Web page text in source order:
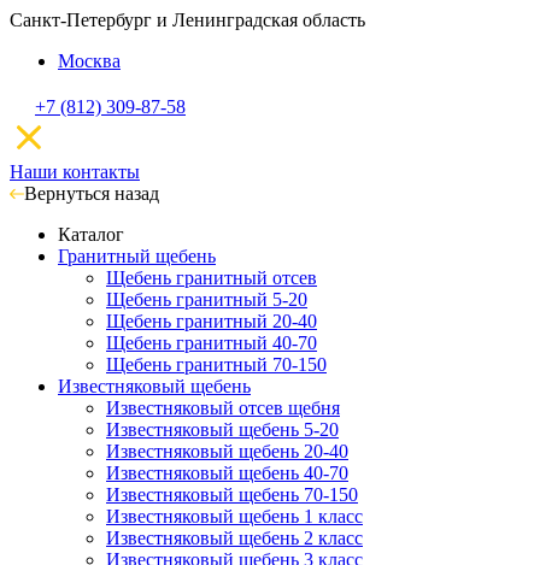
Санкт-Петербург и Ленинградская область
Москва
+7 (812) 309-87-58
Наши контакты
Вернуться назад
Каталог
Гранитный щебень
Щебень гранитный отсев
Щебень гранитный 5-20
Щебень гранитный 20-40
Щебень гранитный 40-70
Щебень гранитный 70-150
Известняковый щебень
Известняковый отсев щебня
Известняковый щебень 5-20
Известняковый щебень 20-40
Известняковый щебень 40-70
Известняковый щебень 70-150
Известняковый щебень 1 класс
Известняковый щебень 2 класс
Известняковый щебень 3 класс